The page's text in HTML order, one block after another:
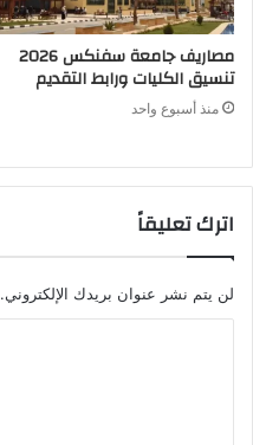
مصاريف جامعة سفنكس 2026
تنسيق الكليات ورابط التقديم
منذ أسبوع واحد
اترك تعليقاً
لن يتم نشر عنوان بريدك الإلكتروني.